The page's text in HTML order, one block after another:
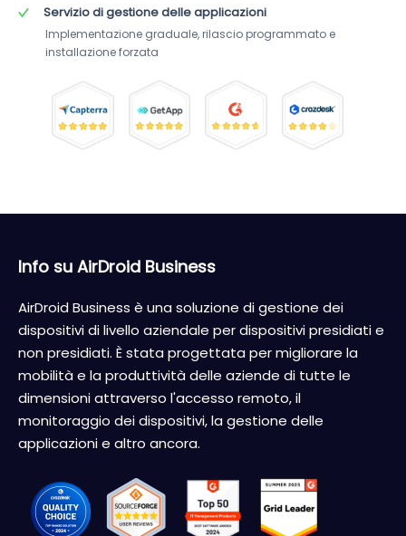
Servizio di gestione delle applicazioni
Implementazione graduale, rilascio programmato e
installazione forzata
Info su AirDroid Business
AirDroid Business è una soluzione di gestione dei
dispositivi di livello aziendale per dispositivi presidiati e
non presidiati. È stata progettata per migliorare la
mobilità e la produttività delle aziende di tutte le
dimensioni attraverso l'accesso remoto, il
monitoraggio dei dispositivi, la gestione delle
applicazioni e altro ancora.